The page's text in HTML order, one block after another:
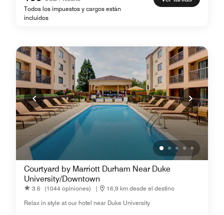
Todos los impuestos y cargos están
incluidos
Courtyard by Marriott Durham Near Duke
University/Downtown
3.6 (1044 opiniones) |
16,9 km desde el destino
Relax in style at our hotel near Duke University